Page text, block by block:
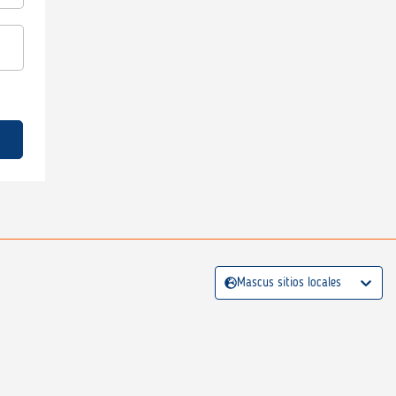
Mascus sitios locales